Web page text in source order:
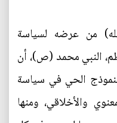
من عرضه لسياسة
النبي محمد (ص)، أن
الحي في سياسة
والأخلاقي، ومنها